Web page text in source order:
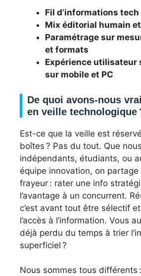
Fil d’informations
Mix éditorial humain
Paramétrage sur
et formats
Expérience utilisateur
sur mobile et PC
De quoi avons-nous
en veille technologique
Est-ce que la veille est
boîtes ? Pas du tout. Que
indépendants, étudiants, ou
équipe innovation, on partage
frayeur : rater une info
l’avantage à un concurrent.
c’est avant tout être sélectif
l’accès à l’information. Vous
déjà perdu du temps à trier
superficiel ?
Nous sommes tous différents